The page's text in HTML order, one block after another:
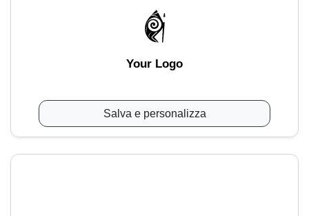
Your Logo
Salva e personalizza